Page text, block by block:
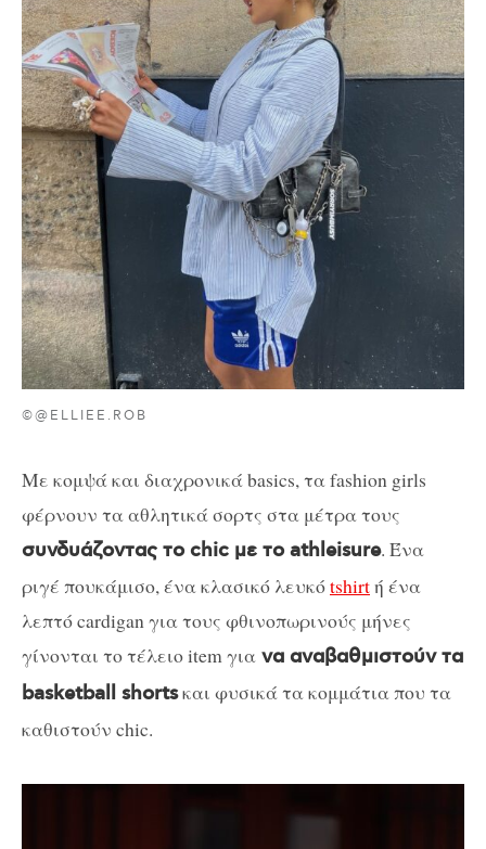
©@ELLIEE.ROB
Με κομψά και διαχρονικά basics, τα fashion girls
φέρνουν τα αθλητικά σορτς στα μέτρα τους
συνδυάζοντας το chic με το athleisure. Ένα
ριγέ πουκάμισο, ένα κλασικό λευκόtshirtή ένα
λεπτό cardigan για τους φθινοπωρινούς μήνες
γίνονται το τέλειο item για να αναβαθμιστούν τα
basketball shortsκαι φυσικά τα κομμάτια που τα
καθιστούν chic.